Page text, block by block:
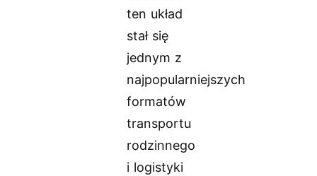
ten układ
stał się
jednym z
najpopularniejszych
formatów
transportu
rodzinnego
i logistyki